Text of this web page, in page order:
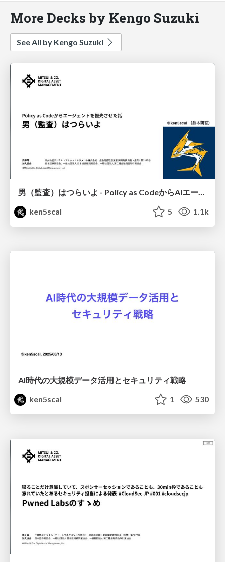
More Decks by Kengo Suzuki
See All by Kengo Suzuki
男（監査）はつらいよ - Policy as CodeからAIエージェントへ
ken5scal
5 1.1k
AI時代の大規模データ活用とセキュリティ戦略
ken5scal
1 530